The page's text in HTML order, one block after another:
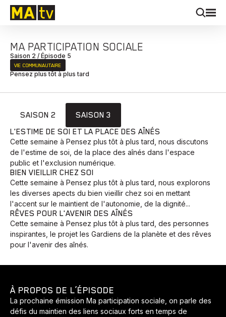
MA PARTICIPATION SOCIALE
Saison 2 / Épisode 5
VIE COMMUNAUTAIRE
Pensez plus tôt à plus tard
SAISON 2
SAISON 3
L'ESTIME DE SOI ET LA PLACE DES AÎNÉS
Cette semaine à Pensez plus tôt à plus tard, nous discutons
de l'estime de soi, de la place des aînés dans l'espace
public et l'exclusion numérique.
BIEN VIEILLIR CHEZ SOI
Cette semaine à Pensez plus tôt à plus tard, nous explorons
les diverses apects du bien vieillir chez soi en mettant
l'accent sur le maintient de l'autonomie, de la dignité...
RÊVES POUR L'AVENIR DES AÎNÉS
Cette semaine à Pensez plus tôt à plus tard, des personnes
inspirantes, le projet les Gardiens de la planète et des rêves
pour l'avenir des aînés.
À PROPOS DE L’ÉPISODE
La prochaine émission Ma participation sociale, on parle des
défis du maintien des liens sociaux forts en temps de